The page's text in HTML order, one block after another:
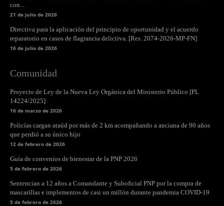
con...
21 de julio de 2026
Directiva para la aplicación del principio de oportunidad y el acuerdo
reparatorio en casos de flagrancia delictiva. [Res. 2074-2026-MP-FN]
16 de julio de 2026
Comunidad
Proyecto de Ley de la Nueva Ley Orgánica del Ministerio Público [PL
14224/2025]
16 de marzo de 2026
Policías cargan ataúd por más de 2 km acompañando a anciana de 90 años
que perdió a su único hijo
12 de febrero de 2026
Guía de convenios de bienestar de la PNP 2026
5 de febrero de 2026
Sentencian a 12 años a Comandante y Suboficial PNP por la compra de
mascarillas e implementos de casi un millón durante pandemia COVID-19
5 de febrero de 2026